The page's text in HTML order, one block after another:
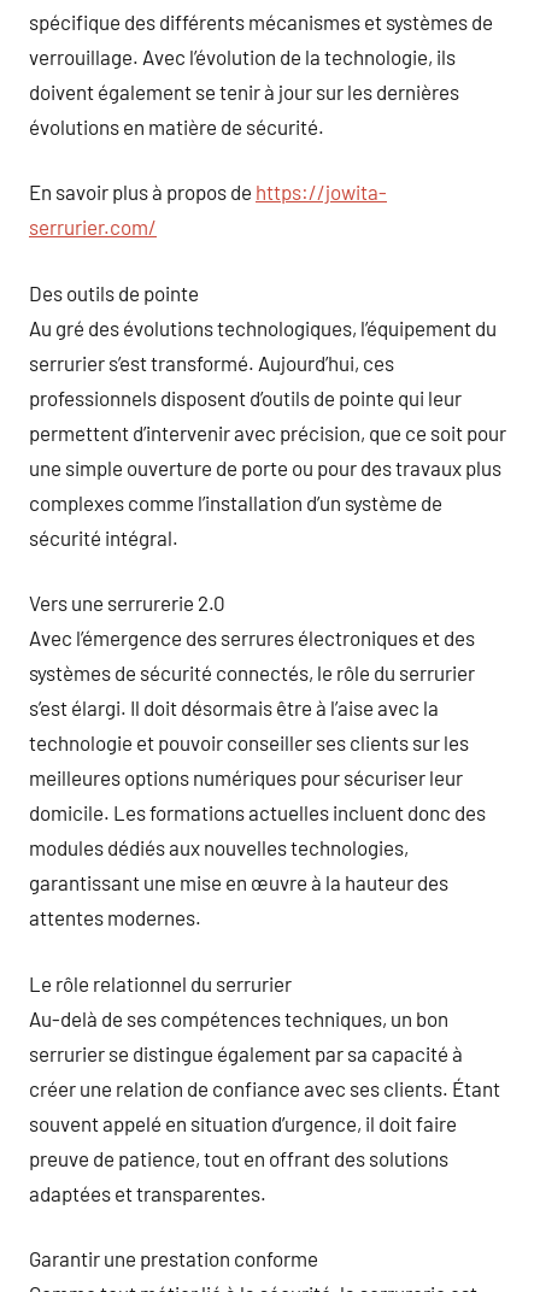
spécifique des différents mécanismes et systèmes de
verrouillage. Avec l’évolution de la technologie, ils
doivent également se tenir à jour sur les dernières
évolutions en matière de sécurité.
En savoir plus à propos de https://jowita-
serrurier.com/
Des outils de pointe
Au gré des évolutions technologiques, l’équipement du
serrurier s’est transformé. Aujourd’hui, ces
professionnels disposent d’outils de pointe qui leur
permettent d’intervenir avec précision, que ce soit pour
une simple ouverture de porte ou pour des travaux plus
complexes comme l’installation d’un système de
sécurité intégral.
Vers une serrurerie 2.0
Avec l’émergence des serrures électroniques et des
systèmes de sécurité connectés, le rôle du serrurier
s’est élargi. Il doit désormais être à l’aise avec la
technologie et pouvoir conseiller ses clients sur les
meilleures options numériques pour sécuriser leur
domicile. Les formations actuelles incluent donc des
modules dédiés aux nouvelles technologies,
garantissant une mise en œuvre à la hauteur des
attentes modernes.
Le rôle relationnel du serrurier
Au-delà de ses compétences techniques, un bon
serrurier se distingue également par sa capacité à
créer une relation de confiance avec ses clients. Étant
souvent appelé en situation d’urgence, il doit faire
preuve de patience, tout en offrant des solutions
adaptées et transparentes.
Garantir une prestation conforme